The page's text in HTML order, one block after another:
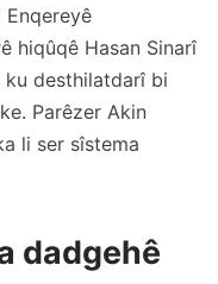
hiqûqê Hasan Sinarî
ku desthilatdarî bi
Parêzer Akin
li ser sîstema
dadgehê